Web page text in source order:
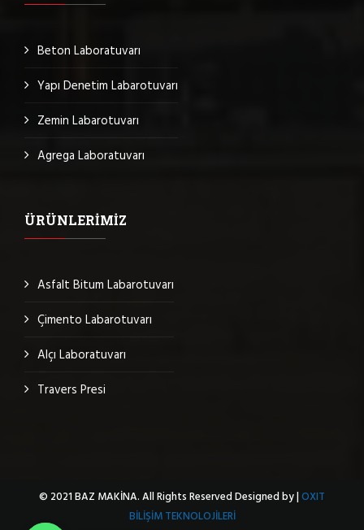
Beton Laboratuvarı
Yapı Denetim Labarotuvarı
Zemin Labarotuvarı
Agrega Laboratuvarı
ÜRÜNLERIMIZ
Asfalt Bitum Labarotuvarı
Çimento Labarotuvarı
Alçı Laboratuvarı
Travers Presi
© 2021 BAZ MAKİNA. All Rights Reserved Designed by |OXIT
BİLİŞİM TEKNOLOJİLERİ